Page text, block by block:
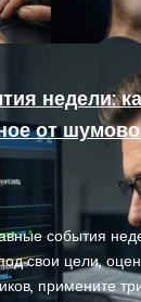
недели:
от
события
свои цели,
примените